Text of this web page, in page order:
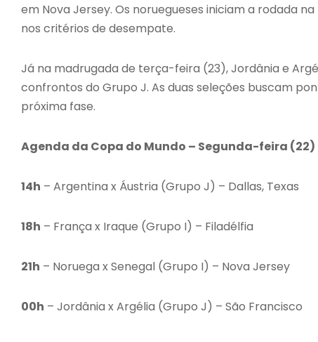
em Nova Jersey. Os noruegueses iniciam a rodada
nos critérios de desempate.
Já na madrugada de terça-feira (23), Jordânia e
confrontos do Grupo J. As duas seleções buscam
próxima fase.
Agenda da Copa do Mundo – Segunda-feira (22)
14h – Argentina x Áustria (Grupo J) – Dallas, Texas
18h – França x Iraque (Grupo I) – Filadélfia
21h – Noruega x Senegal (Grupo I) – Nova Jersey
00h – Jordânia x Argélia (Grupo J) – São Francisco